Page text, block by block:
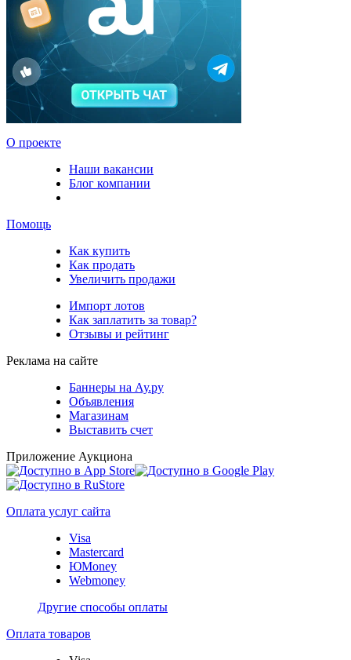
О проекте
Наши вакансии
Блог компании
Помощь
Как купить
Как продать
Увеличить продажи
Импорт лотов
Как заплатить за товар?
Отзывы и рейтинг
Реклама на сайте
Баннеры на Ау.ру
Объявления
Магазинам
Выставить счет
Приложение Аукциона
Оплата услуг сайта
Visa
Mastercard
ЮMoney
Webmoney
Другие способы оплаты
Оплата товаров